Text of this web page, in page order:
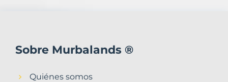
Sobre Murbalands ®
Quiénes somos